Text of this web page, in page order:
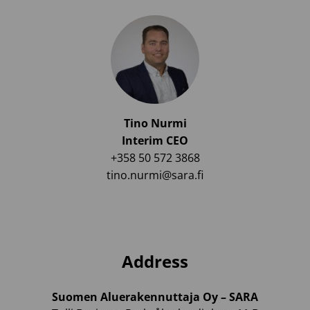
Tino Nurmi
Interim CEO
+358 50 572 3868
tino.nurmi@sara.fi
Address
Suomen Aluerakennuttaja Oy – SARA